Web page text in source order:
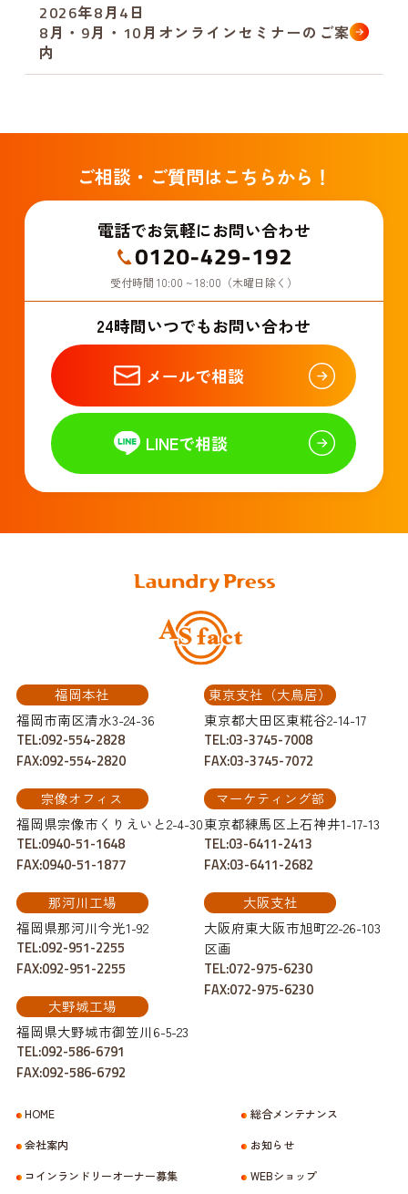
2026年8月4日
8月・9月・10月オンラインセミナーのご案
内
ご相談・ご質問はこちらから！
電話でお気軽にお問い合わせ
受付時間 10:00 ~ 18:00（木曜日除く）
24時間いつでもお問い合わせ
メールで相談
LINEで相談
福岡本社
福岡市南区清水3-24-36
TEL:092-554-2828
FAX:092-554-2820
宗像オフィス
福岡県宗像市くりえいと2-4-30
TEL:0940-51-1648
FAX:0940-51-1877
那河川工場
福岡県那河川今光1-92
TEL:092-951-2255
FAX:092-951-2255
大野城工場
福岡県大野城市御笠川6-5-23
TEL:092-586-6791
FAX:092-586-6792
東京支社（大鳥居）
東京都大田区東糀谷2-14-17
TEL:03-3745-7008
FAX:03-3745-7072
マーケティング部
東京都練馬区上石神井1-17-13
TEL:03-6411-2413
FAX:03-6411-2682
大阪支社
大阪府東大阪市旭町22-26-103
区画
TEL:072-975-6230
FAX:072-975-6230
HOME
会社案内
コインランドリーオーナー募集
総合メンテナンス
お知らせ
WEBショップ